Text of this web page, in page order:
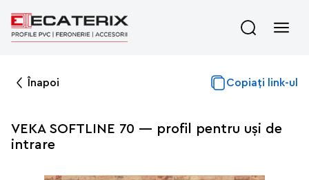
Înapoi Copiați link-ul
VEKA SOFTLINE 70 — profil pentru uși de
intrare